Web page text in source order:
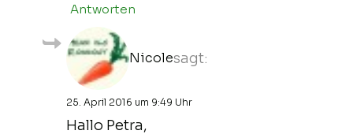
Antworten
Nicolesagt:
25. April 2016 um 9:49 Uhr
Hallo Petra,